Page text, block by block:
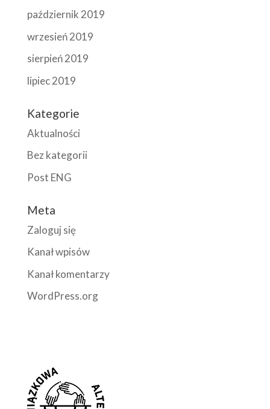
październik 2019
wrzesień 2019
sierpień 2019
lipiec 2019
Kategorie
Aktualności
Bez kategorii
Post ENG
Meta
Zaloguj się
Kanał wpisów
Kanał komentarzy
WordPress.org